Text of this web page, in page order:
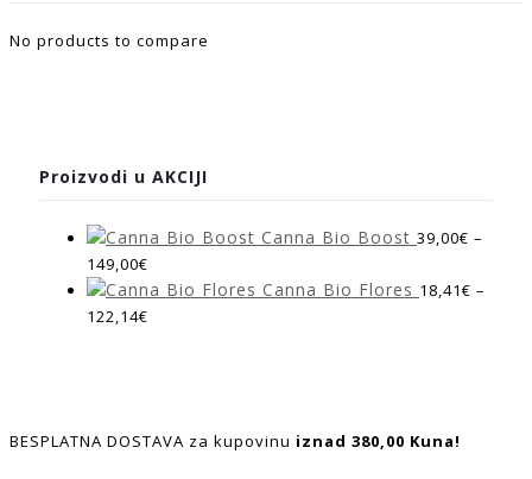
No products to compare
Proizvodi u AKCIJI
Canna Bio Boost 39,00€ –
149,00€
Canna Bio Flores 18,41€ –
122,14€
BESPLATNA DOSTAVA za kupovinu iznad 380,00 Kuna!